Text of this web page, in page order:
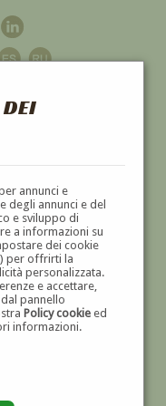
DEI
annunci e
degli annunci e del
e sviluppo di
a informazioni su
dei cookie
per offrirti la
personalizzata.
e accettare,
pannello
Policy cookieed
informazioni.
'800 E '900